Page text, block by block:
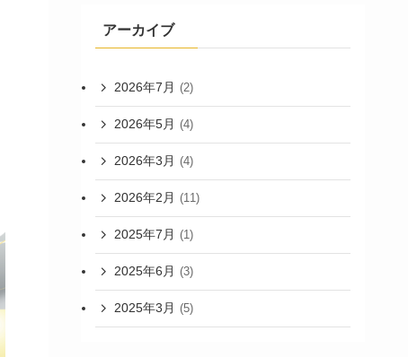
アーカイブ
2026年7月 (2)
2026年5月 (4)
2026年3月 (4)
2026年2月 (11)
2025年7月 (1)
2025年6月 (3)
2025年3月 (5)